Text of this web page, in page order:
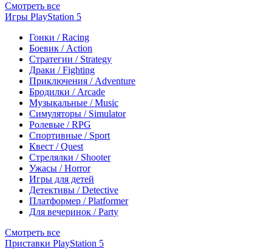
Смотреть все
Игры PlayStation 5
Гонки / Racing
Боевик / Action
Стратегии / Strategy
Драки / Fighting
Приключения / Adventure
Бродилки / Arcade
Музыкальные / Music
Симуляторы / Simulator
Ролевые / RPG
Спортивные / Sport
Квест / Quest
Стрелялки / Shooter
Ужасы / Horror
Игры для детей
Детективы / Detective
Платформер / Platformer
Для вечеринок / Party
Смотреть все
Приставки PlayStation 5